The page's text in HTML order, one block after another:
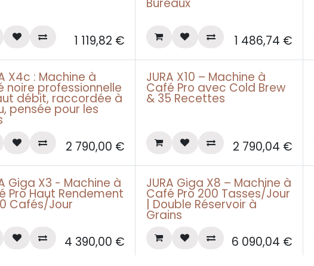
1 119,82 €
Bureaux
1 486,74 €
àpd 85€
X4c : Machine à
noire professionnelle
débit, raccordée à
pensée pour les
2 790,00 € Leasing pro àpd 85€
JURA X10 – Machine à
Café Pro avec Cold Brew
& 35 Recettes
2 790,04 €
àpd 145€
Giga X3 - Machine à
Pro Haut Rendement
Cafés/Jour
4 390,00 € Leasing pro àpd 199€
JURA Giga X8 – Machine à
Café Pro 200 Tasses/Jour
| Double Réservoir à
Grains
6 090,04 €